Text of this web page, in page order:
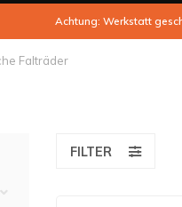
Achtung: Werkstatt
Falträder
FILTER